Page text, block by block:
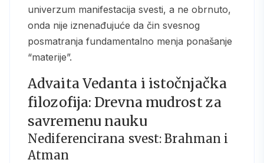
univerzum manifestacija svesti, a ne obrnuto,
onda nije iznenađujuće da čin svesnog
posmatranja fundamentalno menja ponašanje
“materije”.
Advaita Vedanta i istočnjačka
filozofija: Drevna mudrost za
savremenu nauku
Nediferencirana svest: Brahman i
Atman